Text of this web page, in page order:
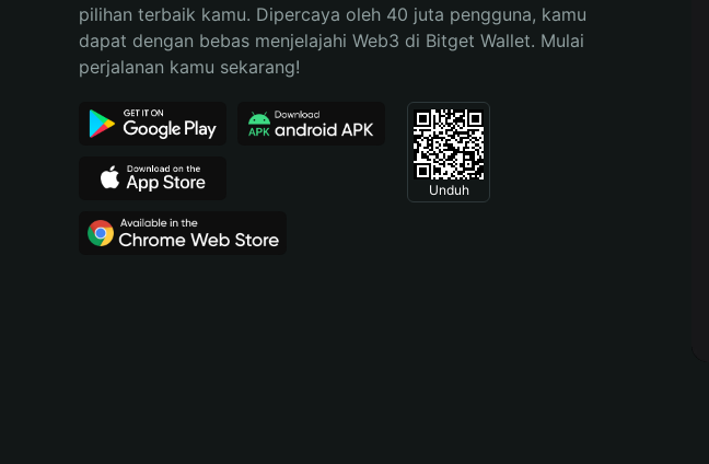
Español (Argentina)
pilihan terbaik kamu. Dipercaya oleh 40 juta pengguna, kamu
dapat dengan bebas menjelajahi Web3 di Bitget Wallet. Mulai
perjalanan kamu sekarang!
Unduh